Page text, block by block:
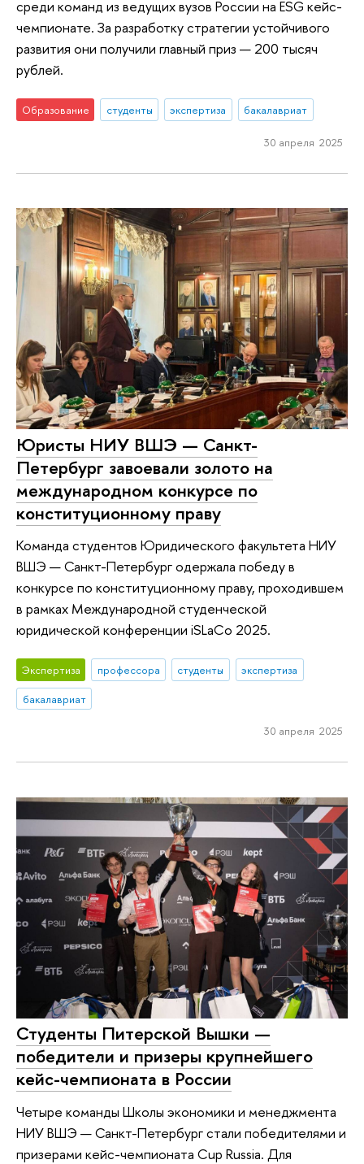
среди команд из ведущих вузов России на ESG кейс-
чемпионате. За разработку стратегии устойчивого
развития они получили главный приз — 200 тысяч
рублей.
Образование студенты экспертиза бакалавриат
30 апреля 2025
Юристы НИУ ВШЭ — Санкт-
Петербург завоевали золото на
международном конкурсе по
конституционному праву
Команда студентов Юридического факультета НИУ
ВШЭ — Санкт-Петербург одержала победу в
конкурсе по конституционному праву, проходившем
в рамках Международной студенческой
юридической конференции iSLaCo 2025.
Экспертиза профессора студенты
экспертиза
бакалавриат
30 апреля 2025
Студенты Питерской Вышки —
победители и призеры крупнейшего
кейс-чемпионата в России
Четыре команды Школы экономики и менеджмента
НИУ ВШЭ — Санкт-Петербург стали победителями и
призерами кейс-чемпионата Cup Russia. Для